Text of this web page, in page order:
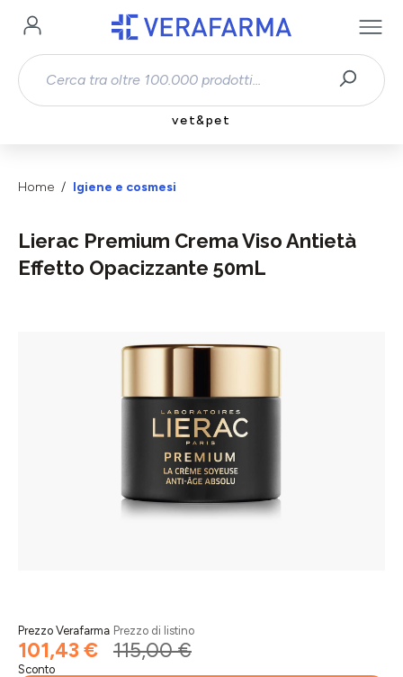
Passa al contenuto principale
vet&pet
Home Igiene e cosmesi
Lierac Premium Crema Viso Antietà
Effetto Opacizzante 50mL
Prezzo Verafarma
101,43 €
Prezzo di listino
115,00 €
Sconto